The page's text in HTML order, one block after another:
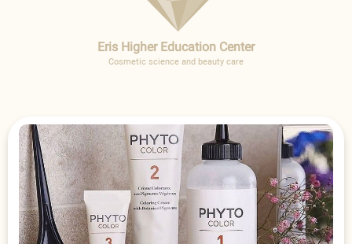
Eris Higher Education Center
Cosmetic science and beauty care